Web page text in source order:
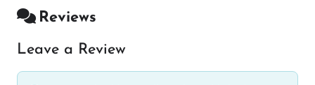
Reviews
Leave a Review